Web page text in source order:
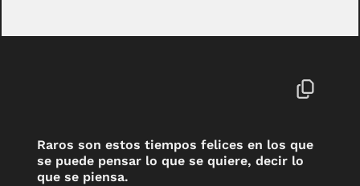
Raros son estos tiempos felices en los que
se puede pensar lo que se quiere, decir lo
que se piensa.